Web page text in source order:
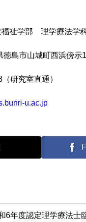
福祉学部 理学療法
島市山城町西浜傍示
研究室直通）
u.ac.jp
6年度認定理学療法士